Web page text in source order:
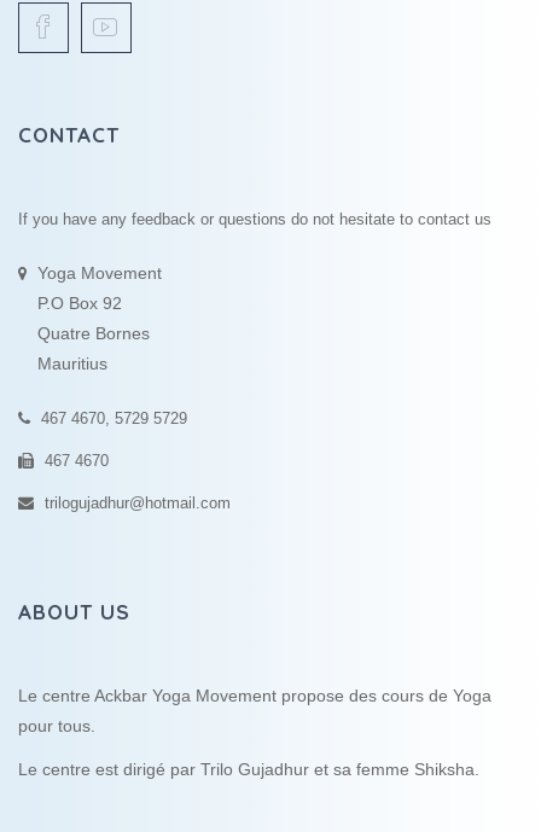
CONTACT
If you have any feedback or questions do not hesitate to contact us
Yoga Movement
P.O Box 92
Quatre Bornes
Mauritius
467 4670, 5729 5729
467 4670
trilogujadhur@hotmail.com
ABOUT US
Le centre Ackbar Yoga Movement propose des cours de Yoga
pour tous.
Le centre est dirigé par Trilo Gujadhur et sa femme Shiksha.